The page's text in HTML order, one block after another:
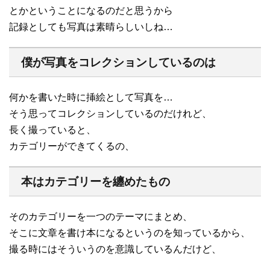
とかということになるのだと思うから
記録としても写真は素晴らしいしね…
僕が写真をコレクションしているのは
何かを書いた時に挿絵として写真を…
そう思ってコレクションしているのだけれど、
長く撮っていると、
カテゴリーができてくるの、
本はカテゴリーを纏めたもの
そのカテゴリーを一つのテーマにまとめ、
そこに文章を書け本になるというのを知っているから、
撮る時にはそういうのを意識しているんだけど、